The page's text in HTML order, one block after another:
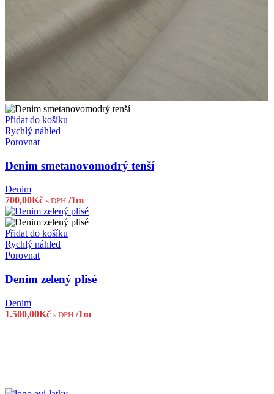
Přidat do košíku
Rychlý náhled
Porovnat
Denim smetanovomodrý tenší
Denim
700,00Kč s DPH /1m
Přidat do košíku
Rychlý náhled
Porovnat
Denim zelený plisé
Denim
1.500,00Kč s DPH /1m